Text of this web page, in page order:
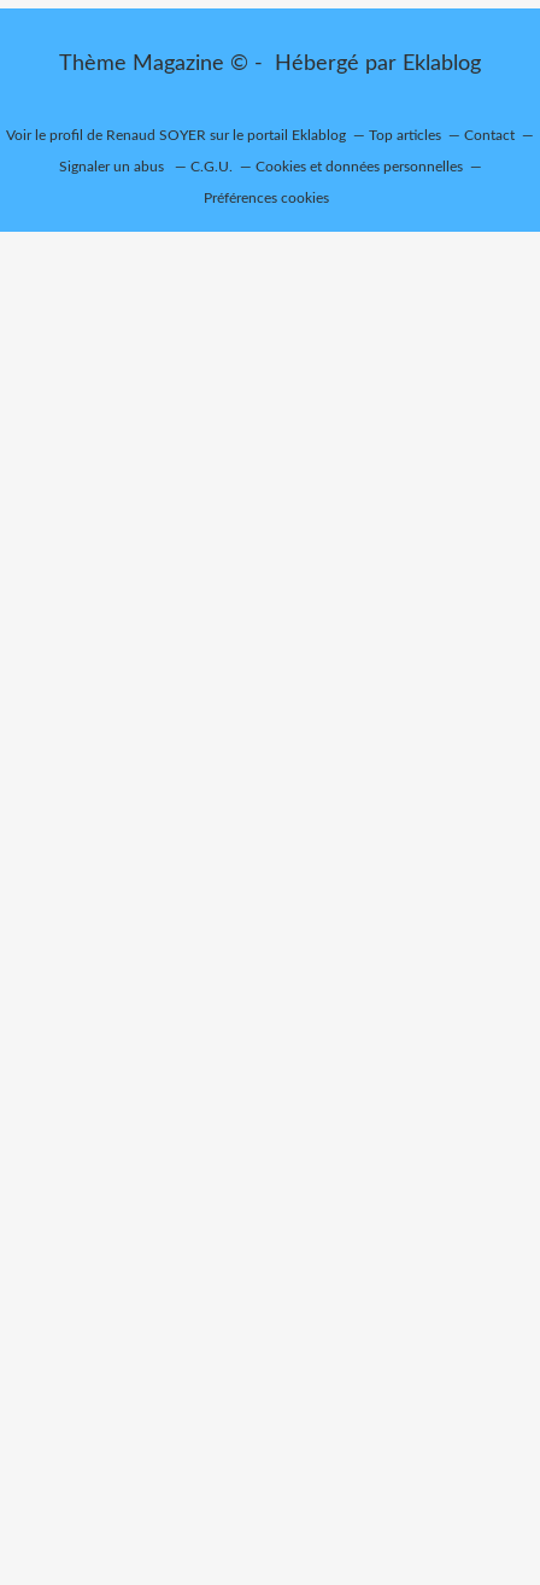
Thème Magazine © - Hébergé par Eklablog
Voir le profil de Renaud SOYER sur le portail Eklablog Top articles Contact
Signaler un abus C.G.U. Cookies et données personnelles
Préférences cookies